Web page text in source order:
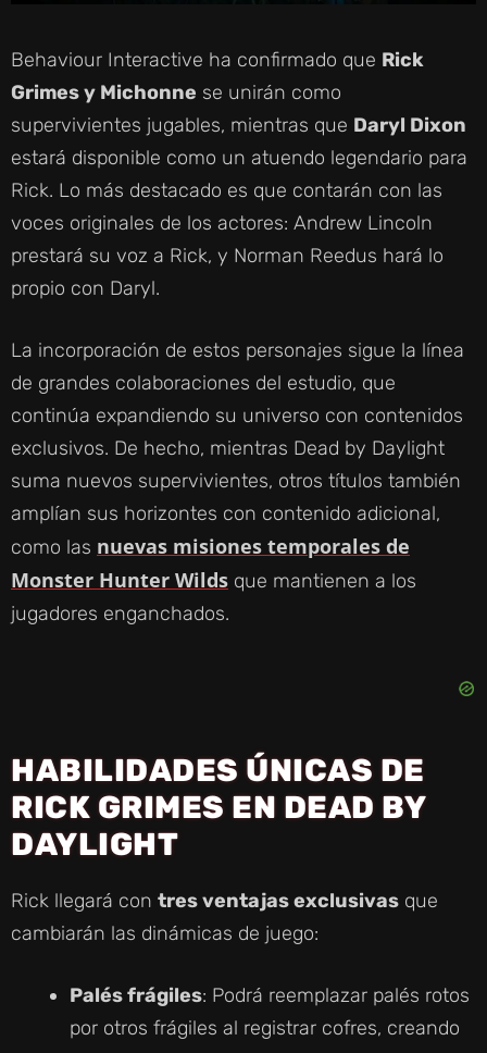
Behaviour Interactive ha confirmado que Rick
Grimes y Michonne se unirán como
supervivientes jugables, mientras que Daryl Dixon
estará disponible como un atuendo legendario para
Rick. Lo más destacado es que contarán con las
voces originales de los actores: Andrew Lincoln
prestará su voz a Rick, y Norman Reedus hará lo
propio con Daryl.
La incorporación de estos personajes sigue la línea
de grandes colaboraciones del estudio, que
continúa expandiendo su universo con contenidos
exclusivos. De hecho, mientras Dead by Daylight
suma nuevos supervivientes, otros títulos también
amplían sus horizontes con contenido adicional,
como las nuevas misiones temporales de
Monster Hunter Wilds que mantienen a los
jugadores enganchados.
HABILIDADES ÚNICAS DE
RICK GRIMES EN DEAD BY
DAYLIGHT
Rick llegará con tres ventajas exclusivas que
cambiarán las dinámicas de juego:
Palés frágiles: Podrá reemplazar palés rotos
por otros frágiles al registrar cofres, creando